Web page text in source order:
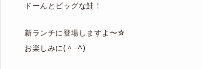
ドーんとビッグな鮭！
新ランチに登場しますよ〜☆
お楽しみに(＾ｰ^)